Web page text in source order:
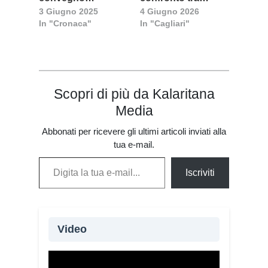
organizzato dal
servizio diocesano
3 Giugno 2025
In "Cronaca"
scienza, diritto e
pastorale
4 Giugno 2026
In "Cagliari"
Scopri di più da Kalaritana
Media
Abbonati per ricevere gli ultimi articoli inviati alla
tua e-mail.
Digita la tua e-mail...
Iscriviti
Video